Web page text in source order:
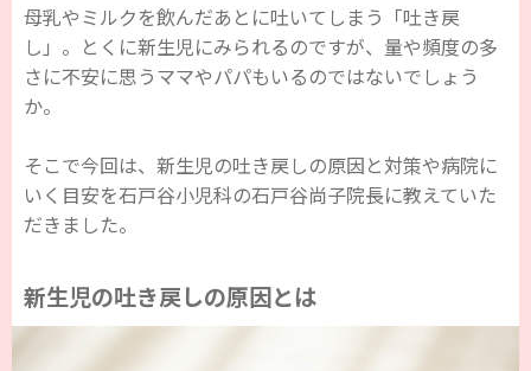
母乳やミルクを飲んだあとに吐いてしまう「吐き戻
し」。とくに新生児にみられるのですが、量や頻度の多
さに不安に思うママやパパもいるのではないでしょう
か。
そこで今回は、新生児の吐き戻しの原因と対策や病院に
いく目安を石戸谷小児科の石戸谷尚子院長に教えていた
だきました。
新生児の吐き戻しの原因とは